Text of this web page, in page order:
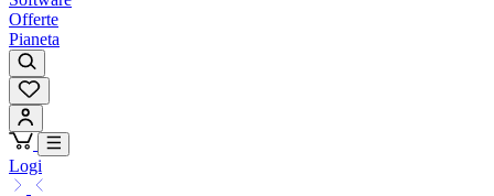
Offerte
Pianeta
Logi